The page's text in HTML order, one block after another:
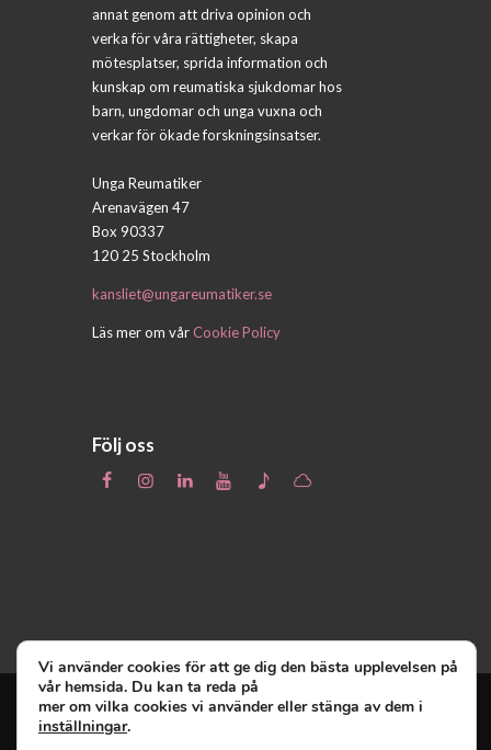
annat genom att driva opinion och
verka för våra rättigheter, skapa
mötesplatser, sprida information och
kunskap om reumatiska sjukdomar hos
barn, ungdomar och unga vuxna och
verkar för ökade forskningsinsatser.
Unga Reumatiker
Arenavägen 47
Box 90337
120 25 Stockholm
kansliet@ungareumatiker.se
Läs mer om vårCookie Policy
Följ oss
Vi använder cookies för att ge dig den bästa upplevelsen på
vår hemsida. Du kan ta reda på
mer om vilka cookies vi använder eller stänga av dem i
inställningar.